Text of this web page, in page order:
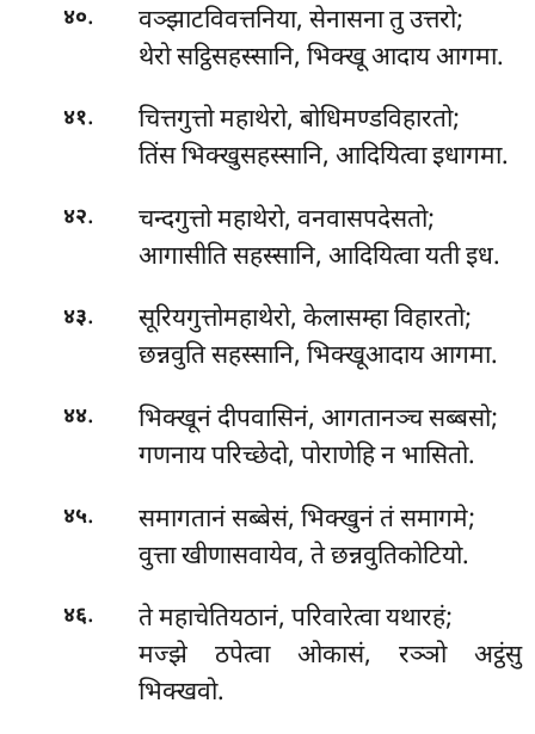
४०.
वञ्झाटविवत्तनिया, सेनासना तु उत्तरो;
थेरो सट्ठिसहस्सानि, भिक्खू आदाय आगमा.
४१.
चित्तगुत्तो महाथेरो, बोधिमण्डविहारतो;
तिंस भिक्खुसहस्सानि, आदियित्वा इधागमा.
४२.
चन्दगुत्तो महाथेरो, वनवासपदेसतो;
आगासीति सहस्सानि, आदियित्वा यती इध.
४३.
सूरियगुत्तोमहाथेरो, केलासम्हा विहारतो;
छन्नवुति सहस्सानि, भिक्खूआदाय आगमा.
४४.
भिक्खूनं दीपवासिनं, आगतानञ्च सब्बसो;
गणनाय परिच्छेदो, पोराणेहि न भासितो.
४५.
समागतानं सब्बेसं, भिक्खुनं तं समागमे;
वुत्ता खीणासवायेव, ते छन्नवुतिकोटियो.
४६.
ते महाचेतियठानं, परिवारेत्वा यथारहं;
मज्झे ठपेत्वा ओकासं, रञ्ञो अट्ठंसु
भिक्खवो.